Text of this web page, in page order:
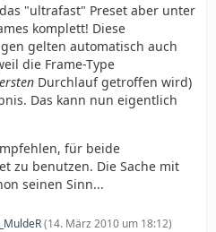
"ultrafast" Preset aber unter
komplett! Diese
gelten automatisch auch
die Frame-Type
ersten Durchlauf getroffen wird)
Das kann nun eigentlich
für beide
zu benutzen. Die Sache mit
seinen Sinn...
(14. März 2010 um 18:12)